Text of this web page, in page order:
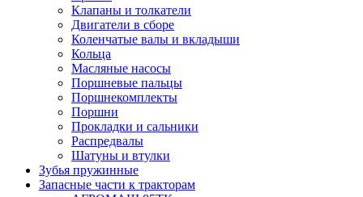
Клапаны и толкатели
Двигатели в сборе
Коленчатые валы и вкладыши
Кольца
Масляные насосы
Поршневые пальцы
Поршнекомплекты
Поршни
Прокладки и сальники
Распредвалы
Шатуны и втулки
Зубья пружинные
Запасные части к тракторам